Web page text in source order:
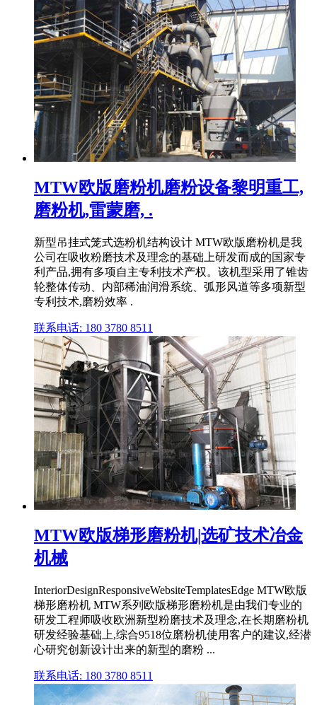
MTW欧版磨粉机磨粉设备黎明重工,
磨粉机,雷蒙磨, .
新型吊挂式笼式选粉机结构设计 MTW欧版磨粉机是我
公司在吸收粉磨技术及理念的基础上研发而成的国家专
利产品,拥有多项自主专利技术产权。该机型采用了锥齿
轮整体传动、内部稀油润滑系统、弧形风道等多项新型
专利技术,磨粉效率 .
联系电话: 180 3780 8511
MTW欧版梯形磨粉机|选矿技术冶金
机械
InteriorDesignResponsiveWebsiteTemplatesEdge MTW欧版
梯形磨粉机 MTW系列欧版梯形磨粉机是由我们专业的
研发工程师吸收欧洲新型粉磨技术及理念,在长期磨粉机
研发经验基础上,综合9518位磨粉机使用客户的建议,经潜
心研究创新设计出来的新型的磨粉 ...
联系电话: 180 3780 8511